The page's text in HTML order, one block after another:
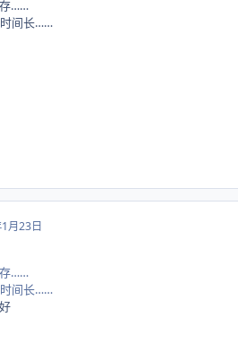
存……
间长……
月23日
存……
间长……